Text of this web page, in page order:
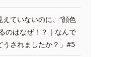
ていないのに、“顔色
のはなぜ！？｜なんで
うされましたか？」#5